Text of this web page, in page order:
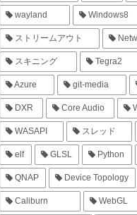
wayland Windows8
ストリームアウト
スキニング Tegra2
Azure git-media
DXR Core Audio
WASAPI スレッド
elf GLSL Python
QNAP Device Topology
Caliburn WebGL